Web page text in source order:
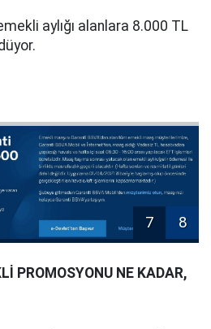
aylığı alanlara 8.000 TL
7 8
PROMOSYONU NE KADAR,